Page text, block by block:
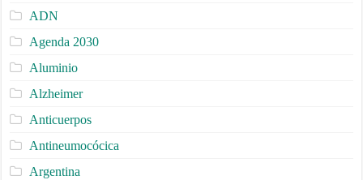
ADN
Agenda 2030
Aluminio
Alzheimer
Anticuerpos
Antineumocócica
Argentina